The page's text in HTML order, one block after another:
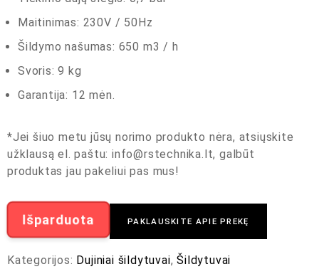
Maitinimas: 230V / 50Hz
Šildymo našumas: 650 m3 / h
Svoris: 9 kg
Garantija: 12 mėn.
*Jei šiuo metu jūsų norimo produkto nėra, atsiųskite
užklausą el. paštu:info@rstechnika.lt, galbūt
produktas jau pakeliui pas mus!
Išparduota PAKLAUSKITE APIE PREKĘ
Kategorijos: Dujiniai šildytuvai,Šildytuvai